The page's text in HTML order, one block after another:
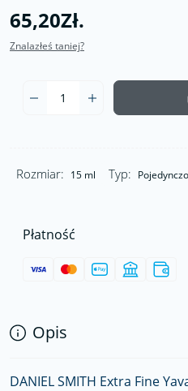
65,20Zł.
Znalazłeś taniej?
Rozmiar: 15 ml Typ: Pojedynczo
Płatność
Opis
DANIEL SMITH Extra Fine